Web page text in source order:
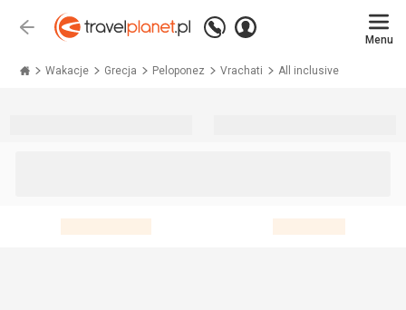
Wstecz
Zadzwoń
+48 71 771 76 55
Zaloguj
Menu
Wakacje Grecja Peloponez Vrachati All inclusive